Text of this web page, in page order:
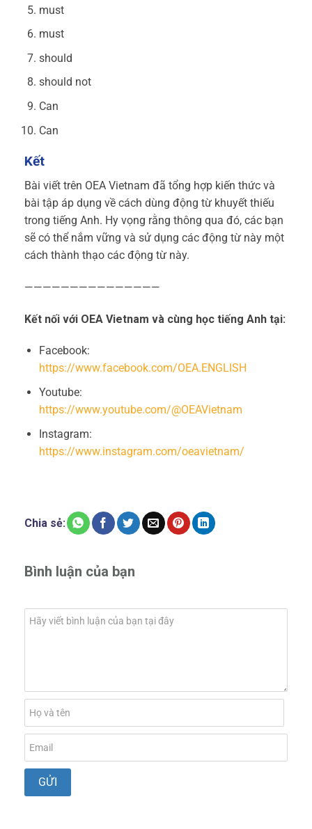
must
must
should
should not
Can
Can
Kết
Bài viết trên OEA Vietnam đã tổng hợp kiến thức và
bài tập áp dụng về cách dùng động từ khuyết thiếu
trong tiếng Anh. Hy vọng rằng thông qua đó, các bạn
sẽ có thể nắm vững và sử dụng các động từ này một
cách thành thạo các động từ này.
———————————————
Kết nối với OEA Vietnam và cùng học tiếng Anh tại:
Facebook:
https://www.facebook.com/OEA.ENGLISH
Youtube:
https://www.youtube.com/@OEAVietnam
Instagram:
https://www.instagram.com/oeavietnam/
Chia sẻ:
Bình luận của bạn